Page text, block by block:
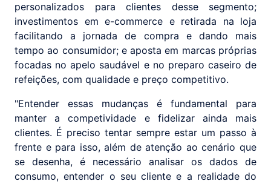
personalizados para clientes desse segmento;
investimentos em e-commerce e retirada na loja
facilitando a jornada de compra e dando mais
tempo ao consumidor; e aposta em marcas próprias
focadas no apelo saudável e no preparo caseiro de
refeições, com qualidade e preço competitivo.
"Entender essas mudanças é fundamental para
manter a competividade e fidelizar ainda mais
clientes. É preciso tentar sempre estar um passo à
frente e para isso, além de atenção ao cenário que
se desenha, é necessário analisar os dados de
consumo, entender o seu cliente e a realidade do